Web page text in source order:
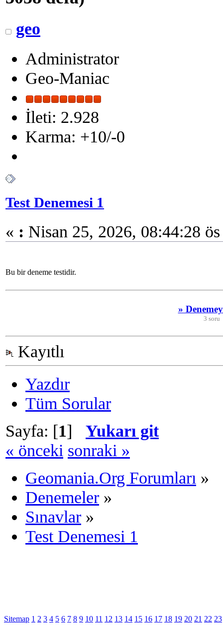
geo
Administrator
Geo-Maniac
İleti: 2.928
Karma: +10/-0
Test Denemesi 1
« : Nisan 25, 2026, 08:44:28
Bu bir deneme testidir.
»
3 soru
Kayıtlı
Yazdır
Tüm Sorular
Sayfa: [1] Yukarı git
« önceki sonraki »
Geomania.Org Forumları »
Denemeler »
Sınavlar »
Test Denemesi 1
Sitemap 1 2 3 4 5 6 7 8 9 10 11 12 13 14 15 16 17 18 19 20 21 22 23